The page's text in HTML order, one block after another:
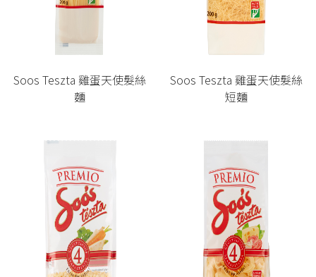
Soos Teszta 雞蛋天使髮絲
麵
Soos Teszta 雞蛋天使髮絲
短麵